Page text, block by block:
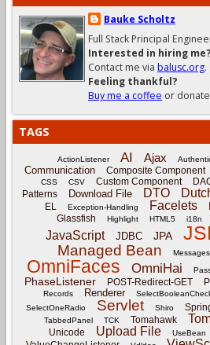
Bauke Scholtz
Full Stack Principal
Interested in hiring me?
Contact me via balusc.org.
Feeling thankful?
Buy me a coffee or
TAGS
ActionListener AI Ajax
Communication Composite Component
CSS CSV Custom Component
Patterns
Download File DTO
EL Exception-Handling Facelets
Glassfish Highlight HTML5 i18n
JavaScript JDBC JPA
Managed Bean Messages
OmniFaces OmniHai
PhaseListener POST-Redirect-GET
Records Renderer
SelectOneRadio Servlet Shiro
TabbedPanel TCK Tomahawk
Unicode Upload File UseBean